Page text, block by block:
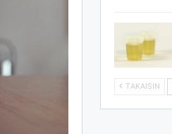
TAKAISIN